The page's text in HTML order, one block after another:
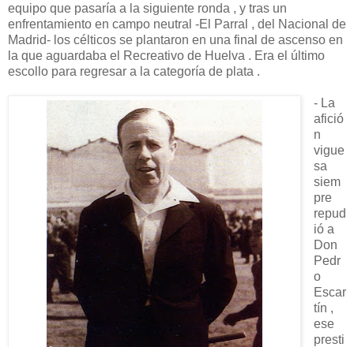
equipo que pasaría a la siguiente ronda , y tras un
enfrentamiento en campo neutral -El Parral , del Nacional de
Madrid- los célticos se plantaron en una final de ascenso en
la que aguardaba el Recreativo de Huelva . Era el último
escollo para regresar a la categoría de plata .
- La
afició
n
vigue
sa
siem
pre
repud
ió a
Don
Pedr
o
Escar
tín ,
ese
presti